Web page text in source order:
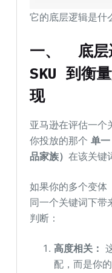
它的底层逻辑是什
一、 底
SKU 到衡
现
亚马逊在评估一个
你投放的那个单一
品家族）在该关键
如果你的多个变体
同一个关键词下带
判断：
高度相关：
配，而是你